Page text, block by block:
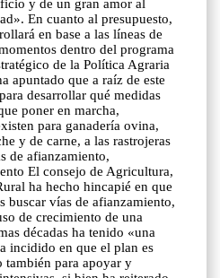
y de un gran amor al
En cuanto al presupuesto,
en base a las líneas de
dentro del programa
de la Política Agraria
apuntado que a raíz de este
desarrollar qué medidas
poner en marcha,
para ganadería ovina,
y de carne, a las rastrojeras
de afianzamiento,
El consejo de Agricultura,
ha hecho hincapié en que
buscar vías de afianzamiento,
de crecimiento de una
décadas ha tenido «una
incidido en que el plan es
también para apoyar y